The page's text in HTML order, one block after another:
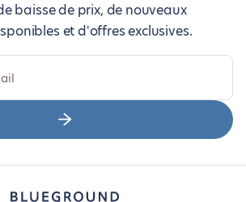
baisse de prix, de nouveaux
et d'offres exclusives.